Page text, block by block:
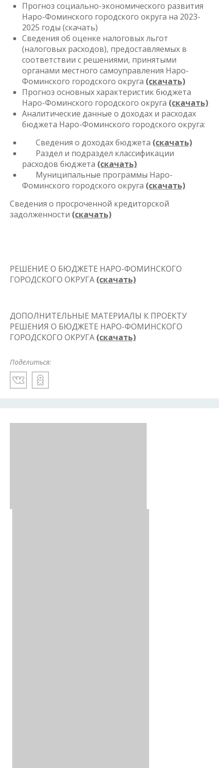
Прогноз социально-экономического развития
Наро-Фоминского городского округа на 2023-
2025 годы (скачать)
Сведения об оценке налоговых льгот
(налоговых расходов), предоставляемых в
соответствии с решениями, принятыми
органами местного самоуправления Наро-
Фоминского городского округа (скачать)
Прогноз основных характеристик бюджета
Наро-Фоминского городского округа (скачать)
Аналитические данные о доходах и расходах
бюджета Наро-Фоминского городского округа:
Сведения о доходах бюджета (скачать)
Раздел и подраздел классификации
расходов бюджета (скачать)
Муниципальные программы Наро-
Фоминского городского округа (скачать)
Сведения о просроченной кредиторской
задолженности (скачать)
РЕШЕНИЕ О БЮДЖЕТЕ НАРО-ФОМИНСКОГО
ГОРОДСКОГО ОКРУГА (скачать)
ДОПОЛНИТЕЛЬНЫЕ МАТЕРИАЛЫ К ПРОЕКТУ
РЕШЕНИЯ О БЮДЖЕТЕ НАРО-ФОМИНСКОГО
ГОРОДСКОГО ОКРУГА (скачать)
Поделиться: